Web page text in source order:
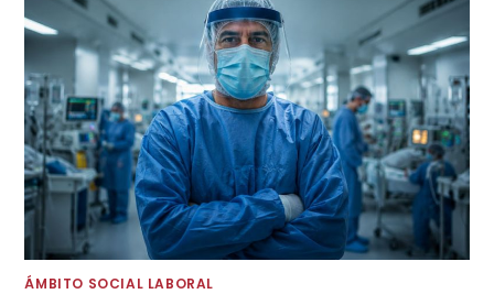
ÁMBITO SOCIAL LABORAL